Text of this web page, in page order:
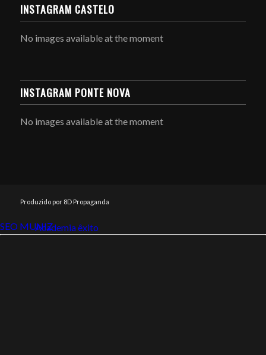
INSTAGRAM CASTELO
No images available at the moment
INSTAGRAM PONTE NOVA
No images available at the moment
Produzido por 8D Propaganda
SEO MUNIZ
Link112Academia êxito